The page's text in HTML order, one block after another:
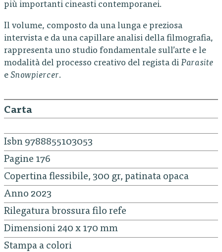
più importanti cineasti contemporanei.
Il volume, composto da una lunga e preziosa
intervista e da una capillare analisi della filmografia,
rappresenta uno studio fondamentale sull’arte e le
modalità del processo creativo del regista di Parasite
e Snowpiercer.
Carta
Isbn 9788855103053
Pagine 176
Copertina flessibile, 300 gr, patinata opaca
Anno 2023
Rilegatura brossura filo refe
Dimensioni 240 x 170 mm
Stampa a colori